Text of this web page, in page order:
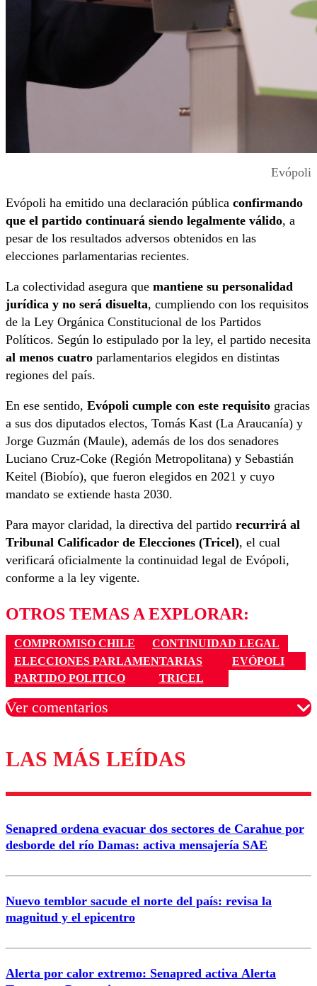
Evópoli
Evópoli ha emitido una declaración pública confirmando
que el partido continuará siendo legalmente válido, a
pesar de los resultados adversos obtenidos en las
elecciones parlamentarias recientes.
La colectividad asegura que mantiene su personalidad
jurídica y no será disuelta, cumpliendo con los requisitos
de la Ley Orgánica Constitucional de los Partidos
Políticos. Según lo estipulado por la ley, el partido necesita
al menos cuatro parlamentarios elegidos en distintas
regiones del país.
En ese sentido, Evópoli cumple con este requisito gracias
a sus dos diputados electos, Tomás Kast (La Araucanía) y
Jorge Guzmán (Maule), además de los dos senadores
Luciano Cruz-Coke (Región Metropolitana) y Sebastián
Keitel (Biobío), que fueron elegidos en 2021 y cuyo
mandato se extiende hasta 2030.
Para mayor claridad, la directiva del partido recurrirá al
Tribunal Calificador de Elecciones (Tricel), el cual
verificará oficialmente la continuidad legal de Evópoli,
conforme a la ley vigente.
OTROS TEMAS A EXPLORAR:
COMPROMISO CHILE
CONTINUIDAD LEGAL
ELECCIONES PARLAMENTARIAS
EVÓPOLI
PARTIDO POLITICO
TRICEL
Ver comentarios
Los comentarios son moderados para garantizar un
diálogo respetuoso.
Correo
LAS MÁS LEÍDAS
Senapred ordena evacuar dos sectores de Carahue por
desborde del río Damas: activa mensajería SAE
Nuevo temblor sacude el norte del país: revisa la
magnitud y el epicentro
Alerta por calor extremo: Senapred activa Alerta